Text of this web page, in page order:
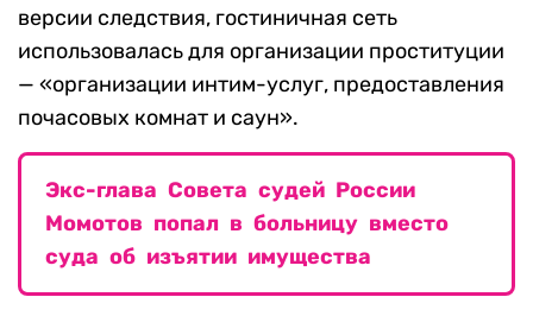
версии следствия, гостиничная сеть
использовалась для организации проституции
— «организации интим-услуг, предоставления
почасовых комнат и саун».
Экс-глава Совета судей России
Момотов попал в больницу вместо
суда об изъятии имущества